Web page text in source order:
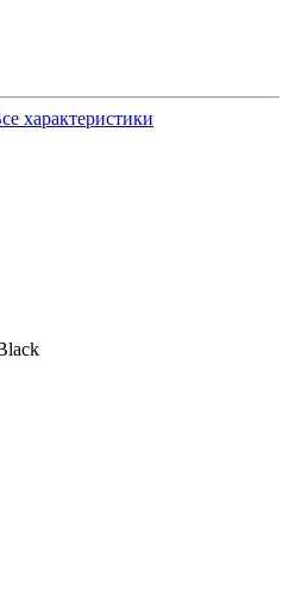
характеристики